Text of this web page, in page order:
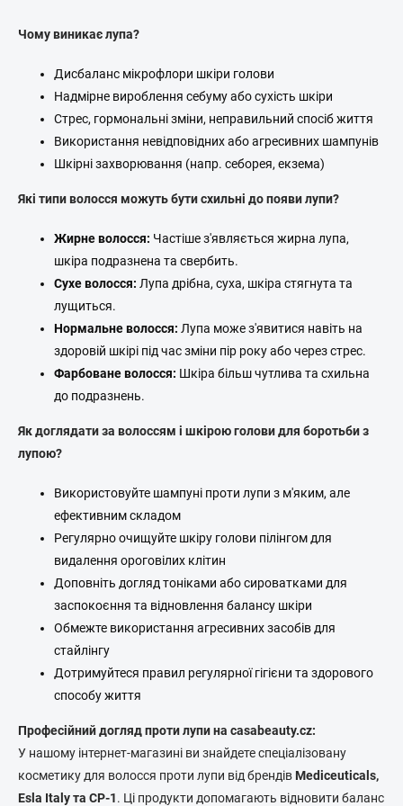
н
т
и
е
р
в
н
н
я
с
с
к
о
Чому виникає лупа?
Дисбаланс мікрофлори шкіри голови
Надмірне вироблення себуму або сухість шкіри
Стрес, гормональні зміни, неправильний спосіб життя
Використання невідповідних або агресивних шампунів
Шкірні захворювання (напр. себорея, екзема)
Які типи волосся можуть бути схильні до появи лупи?
Жирне волосся: Частіше з'являється жирна лупа,
шкіра подразнена та свербить.
Сухе волосся: Лупа дрібна, суха, шкіра стягнута та
лущиться.
Нормальне волосся: Лупа може з'явитися навіть на
здоровій шкірі під час зміни пір року або через стрес.
Фарбоване волосся: Шкіра більш чутлива та схильна
до подразнень.
Як доглядати за волоссям і шкірою голови для боротьби з
лупою?
Використовуйте шампуні проти лупи з м'яким, але
ефективним складом
Регулярно очищуйте шкіру голови пілінгом для
видалення ороговілих клітин
Доповніть догляд тоніками або сироватками для
заспокоєння та відновлення балансу шкіри
Обмежте використання агресивних засобів для
стайлінгу
Дотримуйтеся правил регулярної гігієни та здорового
способу життя
Професійний догляд проти лупи на casabeauty.cz:
У нашому інтернет-магазині ви знайдете спеціалізовану
косметику для волосся проти лупи від брендівMediceuticals,
Esla Italy та CP-1. Ці продукти допомагають відновити баланс